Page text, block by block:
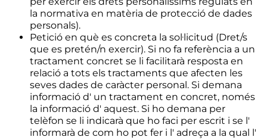
la normativa en matèria de protecció de dades
personals).
Petició en què es concreta la sol·licitud (Dret/s
que es pretén/n exercir). Si no fa referència a un
tractament concret se li facilitarà resposta en
relació a tots els tractaments que afecten les
seves dades de caràcter personal. Si demana
informació d' un tractament en concret, només
la informació d' aquest. Si ho demana per
telèfon se li indicarà que ho faci per escrit i se l'
informarà de com ho pot fer i l' adreça a la qual l'